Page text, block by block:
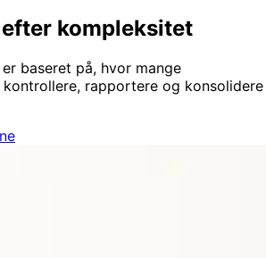
kompleksitet
baseret på, hvor mange
rapportere og konsolidere